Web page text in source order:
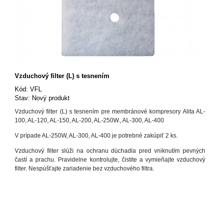
Vzduchový filter (L) s tesnením
Kód: VFL
Stav: Nový produkt
Vzduchový filter (L) s tesnením pre membránové kompresory Alita AL-
100, AL-120, AL-150, AL-200, AL-250W., AL-300, AL-400
V prípade AL-250W, AL-300, AL-400 je potrebné zakúpiť 2 ks.
Vzduchový filter slúži na ochranu dúchadla pred vniknutím pevných
častí a prachu. Pravidelne kontrolujte, čistite a vymieňajte vzduchový
filter. Nespúšťajte zariadenie bez vzduchového filtra.